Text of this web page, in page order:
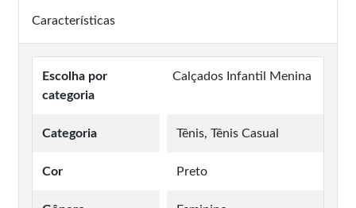
Características
Escolha por
categoria
Calçados Infantil Menina
Categoria Tênis, Tênis Casual
Cor Preto